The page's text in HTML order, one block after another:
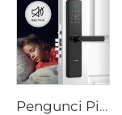
Pengunci Pintu Berbasis Biometrik Sidik Jari Rumah Tuya T15